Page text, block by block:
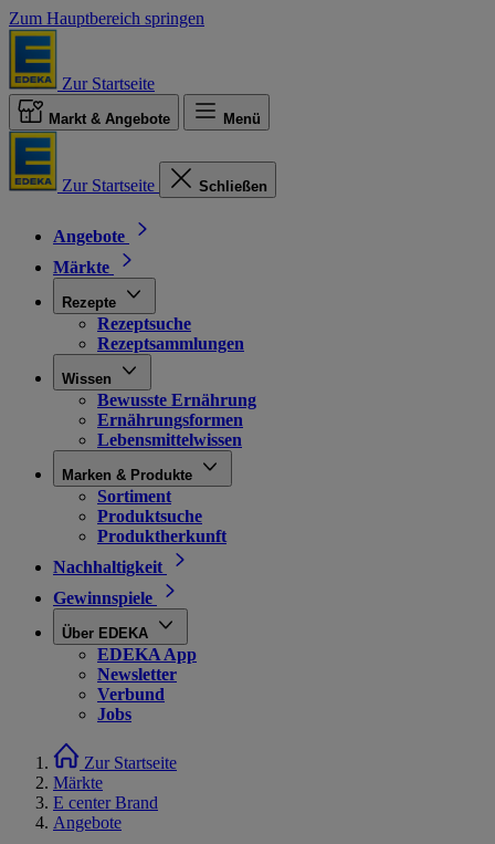
Zum Hauptbereich springen
Zur Startseite
Markt & Angebote Menü
Zur Startseite Schließen
Angebote
Märkte
Rezepte
Rezeptsuche
Rezeptsammlungen
Wissen
Bewusste Ernährung
Ernährungsformen
Lebensmittelwissen
Marken & Produkte
Sortiment
Produktsuche
Produktherkunft
Nachhaltigkeit
Gewinnspiele
Über EDEKA
EDEKA App
Newsletter
Verbund
Jobs
Zur Startseite
Märkte
E center Brand
Angebote